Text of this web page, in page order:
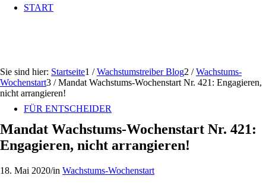
START
FÜR ENTSCHEIDER
Sie sind hier: Startseite1 / Wachstumstreiber Blog2 / Wachstums-
Wochenstart3 / Mandat Wachstums-Wochenstart Nr. 421: Engagieren,
nicht arrangieren!
Mandat Wachstums-Wochenstart Nr. 421:
Engagieren, nicht arrangieren!
18. Mai 2020/in Wachstums-Wochenstart